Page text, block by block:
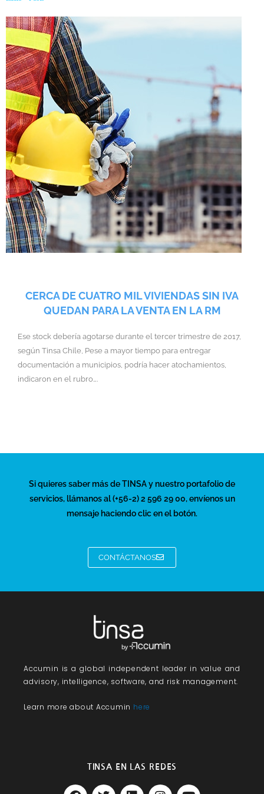
CERCA DE CUATRO MIL VIVIENDAS SIN IVA
QUEDAN PARA LA VENTA EN LA RM
Ese stock debería agotarse durante el tercer trimestre de 2017,
según Tinsa Chile, Pese a mayor tiempo para entregar
documentación a municipios, podría hacer atochamientos,
indicaron en el rubro….
Si quieres saber más de TINSA y nuestro portafolio de
servicios, llámanos al (+56-2) 2 596 29 00, envíenos un
mensaje haciendo clic en el botón.
CONTÁCTANOS
Accumin is a global independent leader in value and
advisory, intelligence, software, and risk management.
Learn more about Accumin here
TINSA EN LAS REDES
F T L I Y